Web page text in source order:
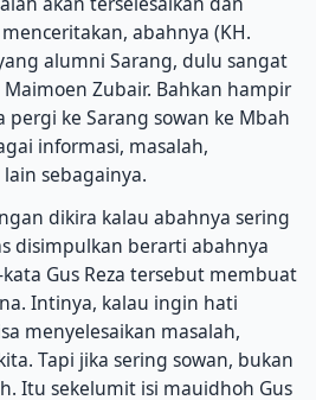
abahnya (KH.
alumni Sarang, dulu sangat
Zubair. Bahkan hampir
pergi ke Sarang sowan ke Mbah
informasi, masalah,
sebagainya.
dikira kalau abahnya sering
disimpulkan berarti abahnya
Gus Reza tersebut membuat
Intinya, kalau ingin hati
menyelesaikan masalah,
Tapi jika sering sowan, bukan
Itu sekelumit isi mauidhoh Gus